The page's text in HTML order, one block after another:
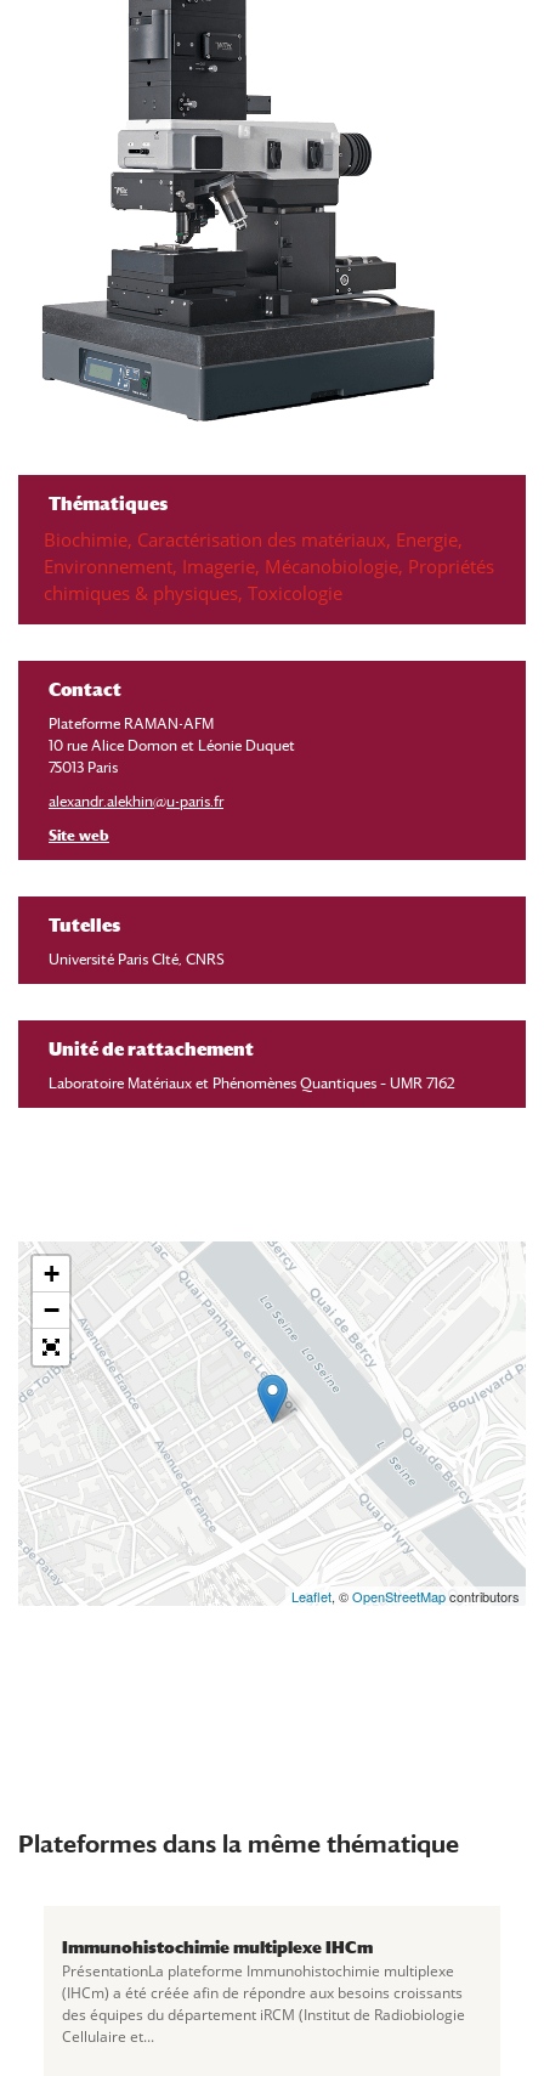
Thématiques
Biochimie, Caractérisation des matériaux, Energie,
Environnement, Imagerie, Mécanobiologie, Propriétés
chimiques & physiques, Toxicologie
Contact
Plateforme RAMAN-AFM
10 rue Alice Domon et Léonie Duquet
75013 Paris
alexandr.alekhin@u-paris.fr
Site web
Tutelles
Université Paris CIté, CNRS
Unité de rattachement
Laboratoire Matériaux et Phénomènes Quantiques – UMR 7162
+
−
Leaflet, ©OpenStreetMapcontributors
Plateformes dans la même thématique
Immunohistochimie multiplexe IHCm
PrésentationLa plateforme Immunohistochimie multiplexe
(IHCm) a été créée afin de répondre aux besoins croissants
des équipes du département iRCM (Institut de Radiobiologie
Cellulaire et...